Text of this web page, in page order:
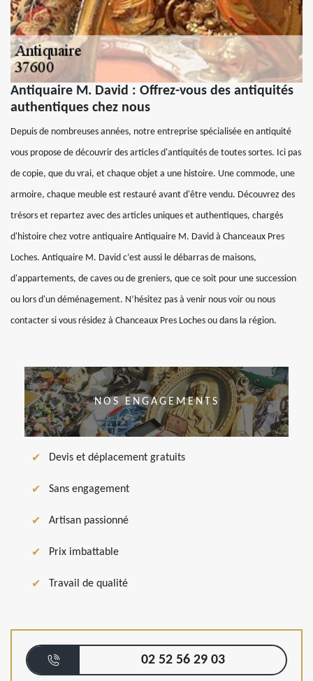
Antiquaire M. David : Offrez-vous des antiquités
authentiques chez nous
Depuis de nombreuses années, notre entreprise spécialisée en antiquité
vous propose de découvrir des articles d'antiquités de toutes sortes. Ici pas
de copie, que du vrai, et chaque objet a une histoire. Une commode, une
armoire, chaque meuble est restauré avant d'être vendu. Découvrez des
trésors et repartez avec des articles uniques et authentiques, chargés
d'histoire chez votre antiquaire Antiquaire M. David à Chanceaux Pres
Loches. Antiquaire M. David c’est aussi le débarras de maisons,
d'appartements, de caves ou de greniers, que ce soit pour une succession
ou lors d'un déménagement. N’hésitez pas à venir nous voir ou nous
contacter si vous résidez à Chanceaux Pres Loches ou dans la région.
NOS ENGAGEMENTS
Devis et déplacement gratuits
Sans engagement
Artisan passionné
Prix imbattable
Travail de qualité
02 52 56 29 03